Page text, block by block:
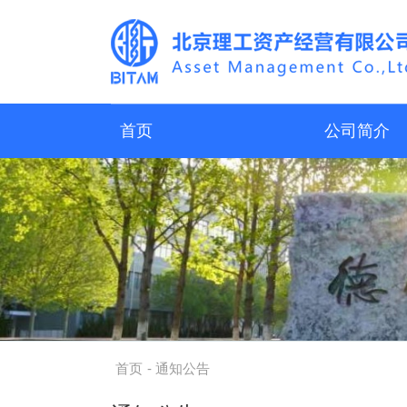
首页 公司简介
首页 - 通知公告